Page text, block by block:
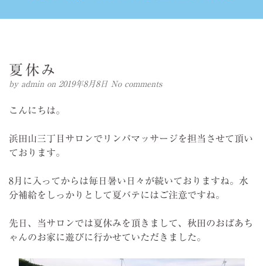
夏休み
by admin on 2019年8月8日 No comments
こんにちは。
浜田山三丁目サロンでリンパマッサージを担当させて頂い
ております。
8月に入ってからは毎日暑い日々が続いておりますね。水
分補給をしっかりとして夏バテにはご注意ですね。
先日、当サロンでは夏休みを頂きまして、秋田のおばあち
ゃんのお家に遊びに行かせていただきました。